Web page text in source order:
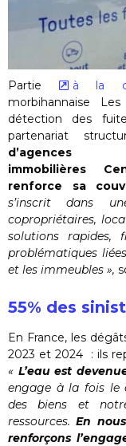
Partie à la
morbihannaise
détection des
partenariat
d’agences
immobilières
renforce sa
s’inscrit dans
copropriétaires,
solutions rapides,
problématiques
et les immeubles »,
55% des
En France, les
2023 et 2024 : ils
« L’eau est
engage à la fois le
des biens et
ressources.En
renforçons